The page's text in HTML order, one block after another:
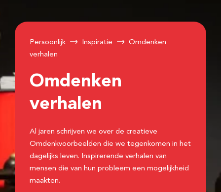
Persoonlijk Inspiratie
Omdenken
verhalen
Omdenken
verhalen
Al jaren schrijven we over de creatieve
Omdenkvoorbeelden die we tegenkomen in het
dagelijks leven. Inspirerende verhalen van
mensen die van hun probleem een mogelijkheid
maakten.